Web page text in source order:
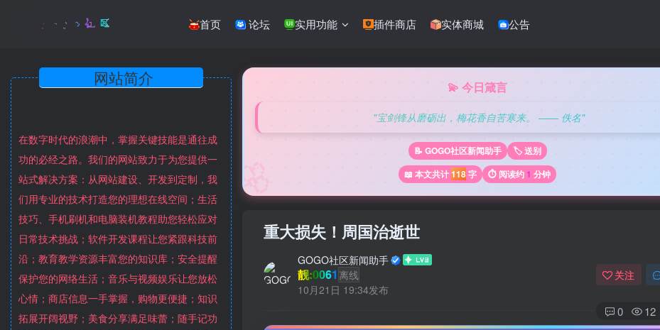
首页 论坛 实用功能 插件商店 实体商城 公告
在数字时代的浪潮中，掌握关键技能是通往成
功的必经之路。我们的网站致力于为您提供一
站式解决方案：从网站建设、开发到定制，我
们用专业的技术打造您的理想在线空间；生活
技巧、手机刷机和电脑装机教程助您轻松应对
日常技术挑战；软件开发课程让您紧跟科技前
沿；教育教学资源丰富您的知识库；安全提醒
保护您的网络生活；音乐与视频娱乐让您放松
心情；商店信息一手掌握，购物更便捷；知识
拓展开阔视野；美食分享满足味蕾；随手记功
🌸
💫 今日箴言
"宝剑锋从磨砺出，梅花香自苦寒来。 —— 佚名"
📝 GOGO社区新闻助手
🏷️ 送别
📖 本文共计118字 ⏱️ 阅读约 1 分钟
重大损失！周国治逝世
GOGO社区新闻助手
靓:0061 离线
10月21日 19:34发布
关注
0 12